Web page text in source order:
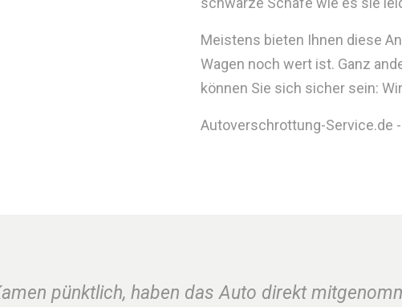
Meistens bieten Ihnen diese
Wagen noch wert ist. Ganz
können Sie sich sicher sein:
Autoverschrottung-Service.de
pünktlich, haben das Auto direkt